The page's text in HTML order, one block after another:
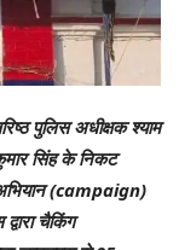
पुलिस अधीक्षक श्याम
सिंह के निकट
(campaign)
चैकिंग